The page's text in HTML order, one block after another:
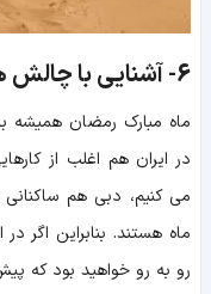
6- آشنایی با چالش
ماه مبارک رمضان همیشه
در ایران هم اغلب از
می کنیم، دبی هم
ماه هستند. بنابراین اگر
رو به رو خواهید بود که